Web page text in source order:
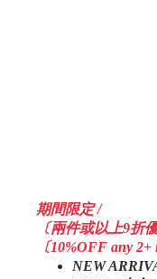
期間限定 /
〔兩件或以上9折
〔10%OFF any 2+
NEW